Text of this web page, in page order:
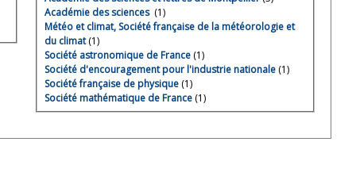
Académie des sciences (1)
Météo et climat, Société française de la météorologie et
du climat(1)
Société astronomique de France(1)
Société d'encouragement pour l'industrie nationale(1)
Société française de physique(1)
Société mathématique de France(1)